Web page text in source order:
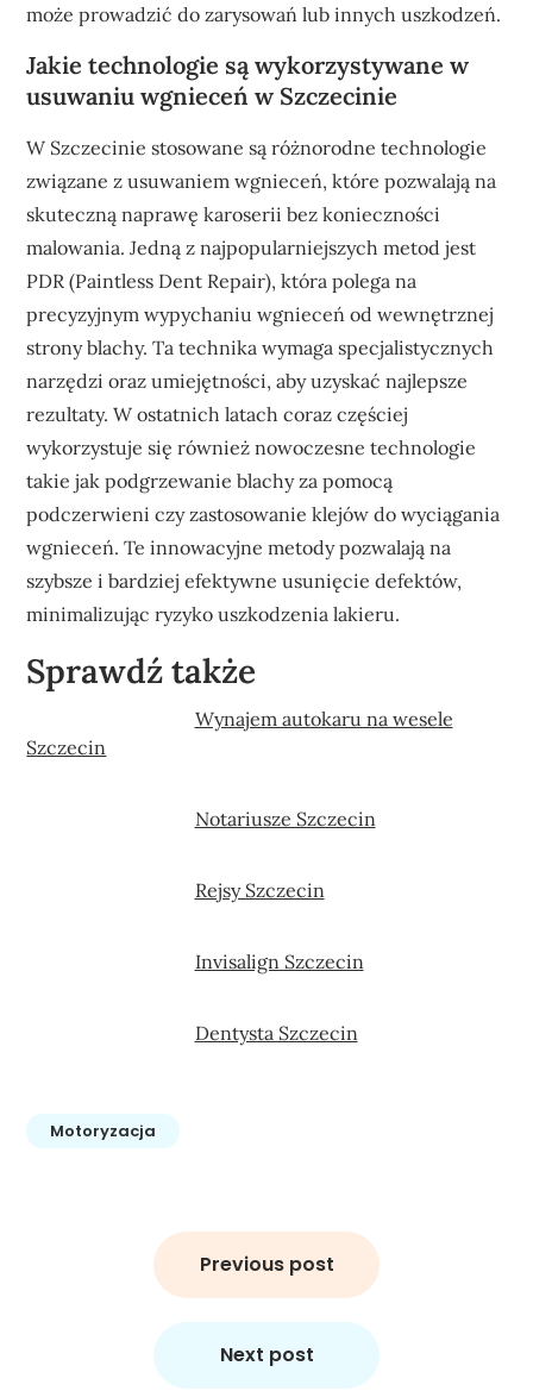
może prowadzić do zarysowań lub innych uszkodzeń.
Jakie technologie są wykorzystywane w
usuwaniu wgnieceń w Szczecinie
W Szczecinie stosowane są różnorodne technologie
związane z usuwaniem wgnieceń, które pozwalają na
skuteczną naprawę karoserii bez konieczności
malowania. Jedną z najpopularniejszych metod jest
PDR (Paintless Dent Repair), która polega na
precyzyjnym wypychaniu wgnieceń od wewnętrznej
strony blachy. Ta technika wymaga specjalistycznych
narzędzi oraz umiejętności, aby uzyskać najlepsze
rezultaty. W ostatnich latach coraz częściej
wykorzystuje się również nowoczesne technologie
takie jak podgrzewanie blachy za pomocą
podczerwieni czy zastosowanie klejów do wyciągania
wgnieceń. Te innowacyjne metody pozwalają na
szybsze i bardziej efektywne usunięcie defektów,
minimalizując ryzyko uszkodzenia lakieru.
Sprawdź także
Wynajem autokaru na wesele
Szczecin
Notariusze Szczecin
Rejsy Szczecin
Invisalign Szczecin
Dentysta Szczecin
Motoryzacja
Previous post
Next post